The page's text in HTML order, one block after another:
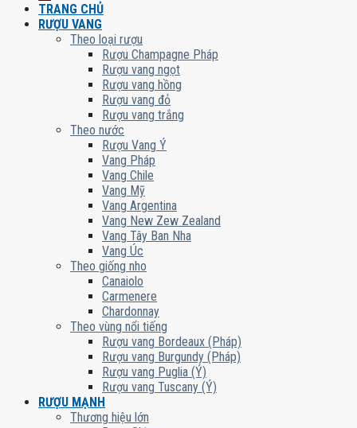
TRANG CHỦ
RƯỢU VANG
Theo loại rượu
Rượu Champagne Pháp
Rượu vang ngọt
Rượu vang hồng
Rượu vang đỏ
Rượu vang trắng
Theo nước
Rượu Vang Ý
Vang Pháp
Vang Chile
Vang Mỹ
Vang Argentina
Vang New Zew Zealand
Vang Tây Ban Nha
Vang Úc
Theo giống nho
Canaiolo
Carmenere
Chardonnay
Theo vùng nổi tiếng
Rượu vang Bordeaux (Pháp)
Rượu vang Burgundy (Pháp)
Rượu vang Puglia (Ý)
Rượu vang Tuscany (Ý)
RƯỢU MẠNH
Thương hiệu lớn